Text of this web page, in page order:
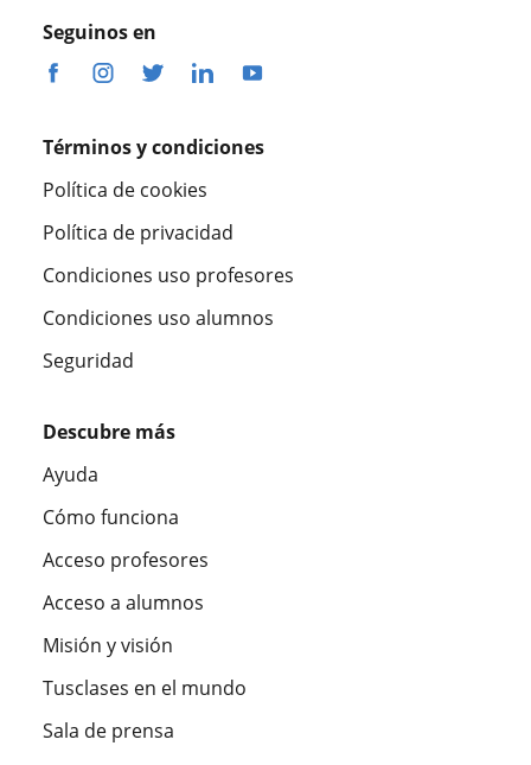
Seguinos en
Términos y condiciones
Política de cookies
Política de privacidad
Condiciones uso profesores
Condiciones uso alumnos
Seguridad
Descubre más
Ayuda
Cómo funciona
Acceso profesores
Acceso a alumnos
Misión y visión
Tusclases en el mundo
Sala de prensa